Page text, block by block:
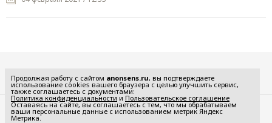
Редакция
Реклама
Продолжая работу с сайтом anonsens.ru, вы подтверждаете
использование cookies вашего браузера с целью улучшить сервис,
также соглашаетесь с документами:
Политика конфиденциальности и Пользовательское соглашение
Оставаясь на сайте, вы соглашаетесь с тем, что мы обрабатываем
ваши персональные данные с использованием метрик Яндекс
Метрика.